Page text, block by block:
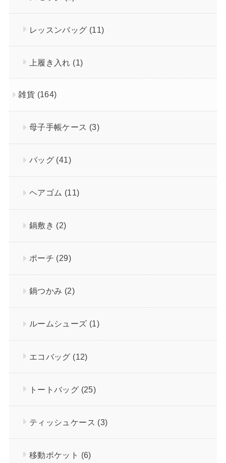
レッスンバッグ (11)
上履き入れ (1)
雑貨 (164)
母子手帳ケース (3)
バッグ (41)
ヘアゴム (11)
鍋敷き (2)
ポーチ (29)
鍋つかみ (2)
ルームシューズ (1)
エコバッグ (12)
トートバッグ (25)
ティッシュケース (3)
移動ポケット (6)